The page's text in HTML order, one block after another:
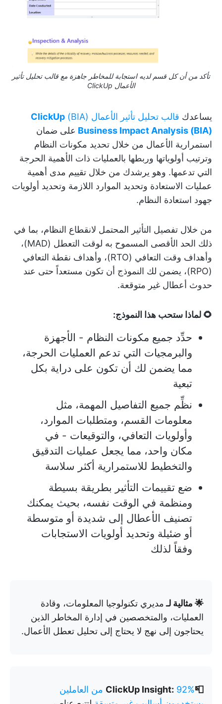
تأكد من أن كل قسم لديه استجابة للمخاطر جاهزة مع قالب تحليل تأثير
الأعمال ClickUp
يساعدك قالب تحليل تأثير الأعمال (BIA)
ClickUp
Business Impact Analysis (BIA) على ضمان
استمرارية الأعمال من خلال تحديد مكونات النظام
وترتيب أولوياتها وربطها بالعمليات ذات الأهمية الحرجة
التي تدعمها. وهو يرشدك من خلال تقييم مدى أهمية
عمليات الاستعادة وتحديد الموارد اللازمة وتحديد أولويات
جهود استعادة النظام.
من خلال تفصيل التأثير المحتمل لانقطاع النظام، بما في
ذلك الحد الأقصى المسموح به لوقت التعطل (MAD)،
وأهداف وقت التعافي (RTO)، وأهداف نقطة التعافي
(RPO)، يضمن لك النموذج أن تكون مستعداً حتى عند
حدوث أعطال غير متوقعة.
🌻 لماذا ستحب هذا النموذج:
حدِّد جميع مكونات النظام - الأجهزة
والبرمجيات التي تدعم العمليات الحرجة،
مما يضمن لك أن تكون على دراية بكل
تبعية
نظِّم جميع التفاصيل المهمة، مثل
معلومات القسم، ومتطلبات الموارد،
وأولويات التعافي، والتوقيعات - في
مكان واحد، مما يجعل عمليات التدقيق
والتخطيط للاستمرارية أكثر سلاسة
ضع تقييمات التأثير بطريقة بسيطة
ومنظمة في الوقت نفسه، بحيث يمكنك
تصنيف الأعطال إلى شديدة أو متوسطة
أو ضئيلة وتحديد أولويات الاستجابات
وفقاً لذلك
🌟 مثالية لـمديري تكنولوجيا المعلومات، وقادة
العمليات، والمتخصصين في إدارة المخاطر الذين
يحتاجون إلى نهج لا يحتاج إلى تحليل تعطل الأعمال.
📮ClickUp Insight:
92% من العاملين